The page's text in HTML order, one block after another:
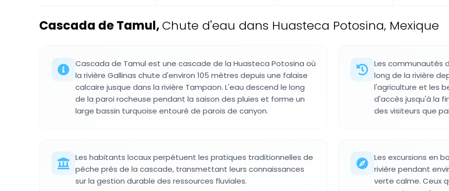
Cascada de Tamul, Chute d'eau dans Huasteca Potosina, Mexique
Cascada de Tamul est une cascade de la Huasteca Potosina où
la rivière Gallinas chute d'environ 105 mètres depuis une falaise
calcaire jusque dans la rivière Tampaon. L'eau descend le long
de la paroi rocheuse pendant la saison des pluies et forme un
large bassin turquoise entouré de parois de canyon.
Les communautés
long de la rivière
l'agriculture et les
d'accès jusqu'à la
des visiteurs que
Les habitants locaux perpétuent les pratiques traditionnelles de
pêche près de la cascade, transmettant leurs connaissances
sur la gestion durable des ressources fluviales.
Les excursions en
rivière pendant
verte calme. Ceux